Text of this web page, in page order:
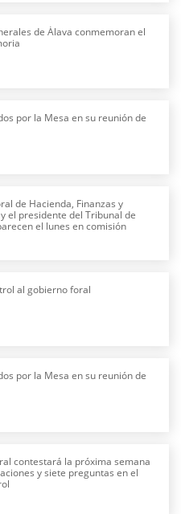
de Álava conmemoran el
por la Mesa en su reunión de
de Hacienda, Finanzas y
el presidente del Tribunal de
el lunes en comisión
al gobierno foral
por la Mesa en su reunión de
contestará la próxima semana
y siete preguntas en el